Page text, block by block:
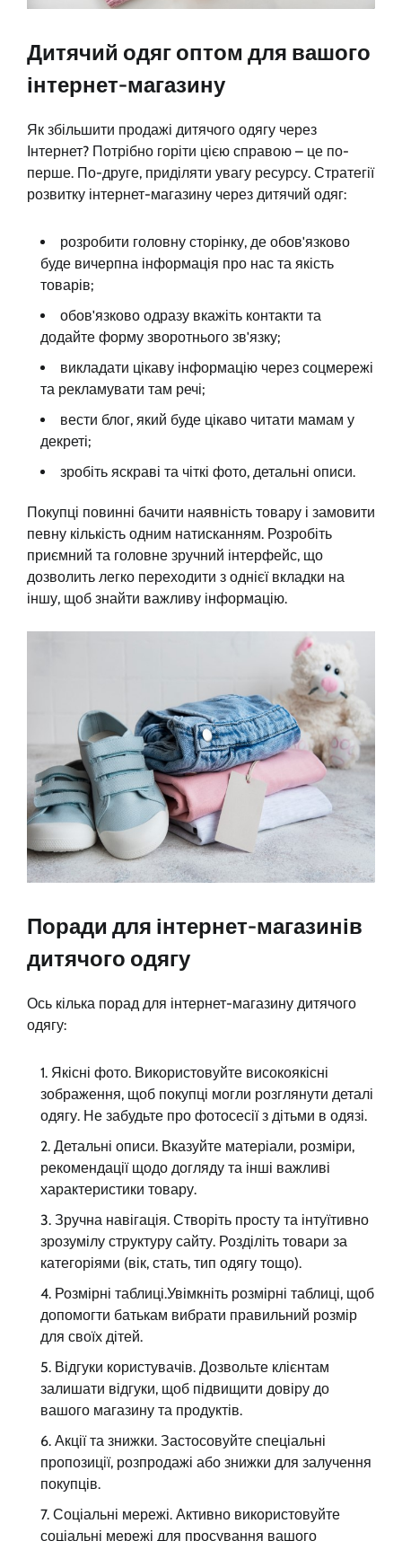
Дитячий одяг оптом для вашого
інтернет-магазину
Як збільшити продажі дитячого одягу через
Інтернет? Потрібно горіти цією справою – це по-
перше. По-друге, приділяти увагу ресурсу. Стратегії
розвитку інтернет-магазину через дитячий одяг:
розробити головну сторінку, де обов'язково
буде вичерпна інформація про нас та якість
товарів;
обов'язково одразу вкажіть контакти та
додайте форму зворотнього зв'язку;
викладати цікаву інформацію через соцмережі
та рекламувати там речі;
вести блог, який буде цікаво читати мамам у
декреті;
зробіть яскраві та чіткі фото, детальні описи.
Покупці повинні бачити наявність товару і замовити
певну кількість одним натисканням. Розробіть
приємний та головне зручний інтерфейс, що
дозволить легко переходити з однієї вкладки на
іншу, щоб знайти важливу інформацію.
Поради для інтернет-магазинів
дитячого одягу
Ось кілька порад для інтернет-магазину дитячого
одягу:
Якісні фото. Використовуйте високоякісні
зображення, щоб покупці могли розглянути деталі
одягу. Не забудьте про фотосесії з дітьми в одязі.
Детальні описи. Вказуйте матеріали, розміри,
рекомендації щодо догляду та інші важливі
характеристики товару.
Зручна навігація. Створіть просту та інтуїтивно
зрозумілу структуру сайту. Розділіть товари за
категоріями (вік, стать, тип одягу тощо).
Розмірні таблиці.Увімкніть розмірні таблиці, щоб
допомогти батькам вибрати правильний розмір
для своїх дітей.
Відгуки користувачів. Дозвольте клієнтам
залишати відгуки, щоб підвищити довіру до
вашого магазину та продуктів.
Акції та знижки. Застосовуйте спеціальні
пропозиції, розпродажі або знижки для залучення
покупців.
Соціальні мережі. Активно використовуйте
соціальні мережі для просування вашого